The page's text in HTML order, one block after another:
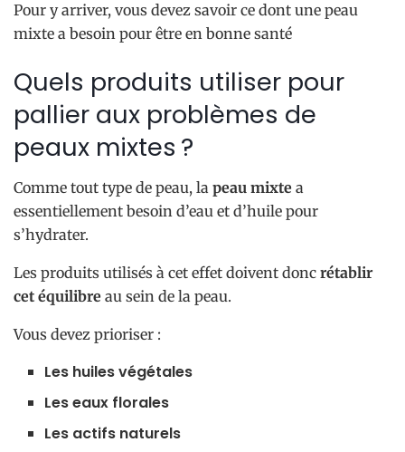
Pour y arriver, vous devez savoir ce dont une peau
mixte a besoin pour être en bonne santé
Quels produits utiliser pour
pallier aux problèmes de
peaux mixtes ?
Comme tout type de peau, la peau mixte a
essentiellement besoin d’eau et d’huile pour
s’hydrater.
Les produits utilisés à cet effet doivent donc rétablir
cet équilibre au sein de la peau.
Vous devez prioriser :
Les huiles végétales
Les eaux florales
Les actifs naturels